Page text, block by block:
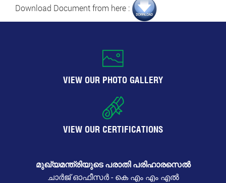
Download Document from here :
VIEW OUR PHOTO GALLERY
VIEW OUR CERTIFICATIONS
മുഖ്യമന്ത്രിയുടെ പരാതി പരിഹാരസെൽ
ചാർജ് ഓഫീസർ - കെ എം എം എൽ